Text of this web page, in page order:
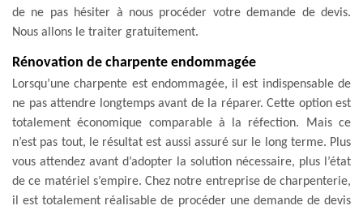
de ne pas hésiter à nous procéder votre demande de devis.
Nous allons le traiter gratuitement.
Rénovation de charpente endommagée
Lorsqu’une charpente est endommagée, il est indispensable de
ne pas attendre longtemps avant de la réparer. Cette option est
totalement économique comparable à la réfection. Mais ce
n’est pas tout, le résultat est aussi assuré sur le long terme. Plus
vous attendez avant d’adopter la solution nécessaire, plus l’état
de ce matériel s’empire. Chez notre entreprise de charpenterie,
il est totalement réalisable de procéder une demande de devis